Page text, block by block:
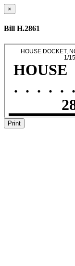
×
Bill H.2861
Print